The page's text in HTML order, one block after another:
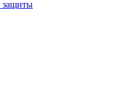
защиты